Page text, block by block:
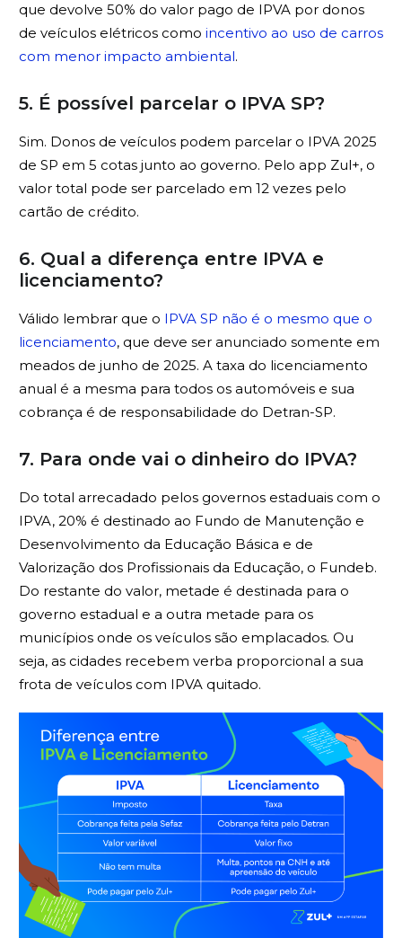
que devolve 50% do valor pago de IPVA por donos
de veículos elétricos como incentivo ao uso de carros
com menor impacto ambiental.
5. É possível parcelar o IPVA SP?
Sim. Donos de veículos podem parcelar o IPVA 2025
de SP em 5 cotas junto ao governo. Pelo app Zul+, o
valor total pode ser parcelado em 12 vezes pelo
cartão de crédito.
6. Qual a diferença entre IPVA e
licenciamento?
Válido lembrar que o IPVA SP não é o mesmo que o
licenciamento, que deve ser anunciado somente em
meados de junho de 2025. A taxa do licenciamento
anual é a mesma para todos os automóveis e sua
cobrança é de responsabilidade do Detran-SP.
7. Para onde vai o dinheiro do IPVA?
Do total arrecadado pelos governos estaduais com o
IPVA, 20% é destinado ao Fundo de Manutenção e
Desenvolvimento da Educação Básica e de
Valorização dos Profissionais da Educação, o Fundeb.
Do restante do valor, metade é destinada para o
governo estadual e a outra metade para os
municípios onde os veículos são emplacados. Ou
seja, as cidades recebem verba proporcional a sua
frota de veículos com IPVA quitado.